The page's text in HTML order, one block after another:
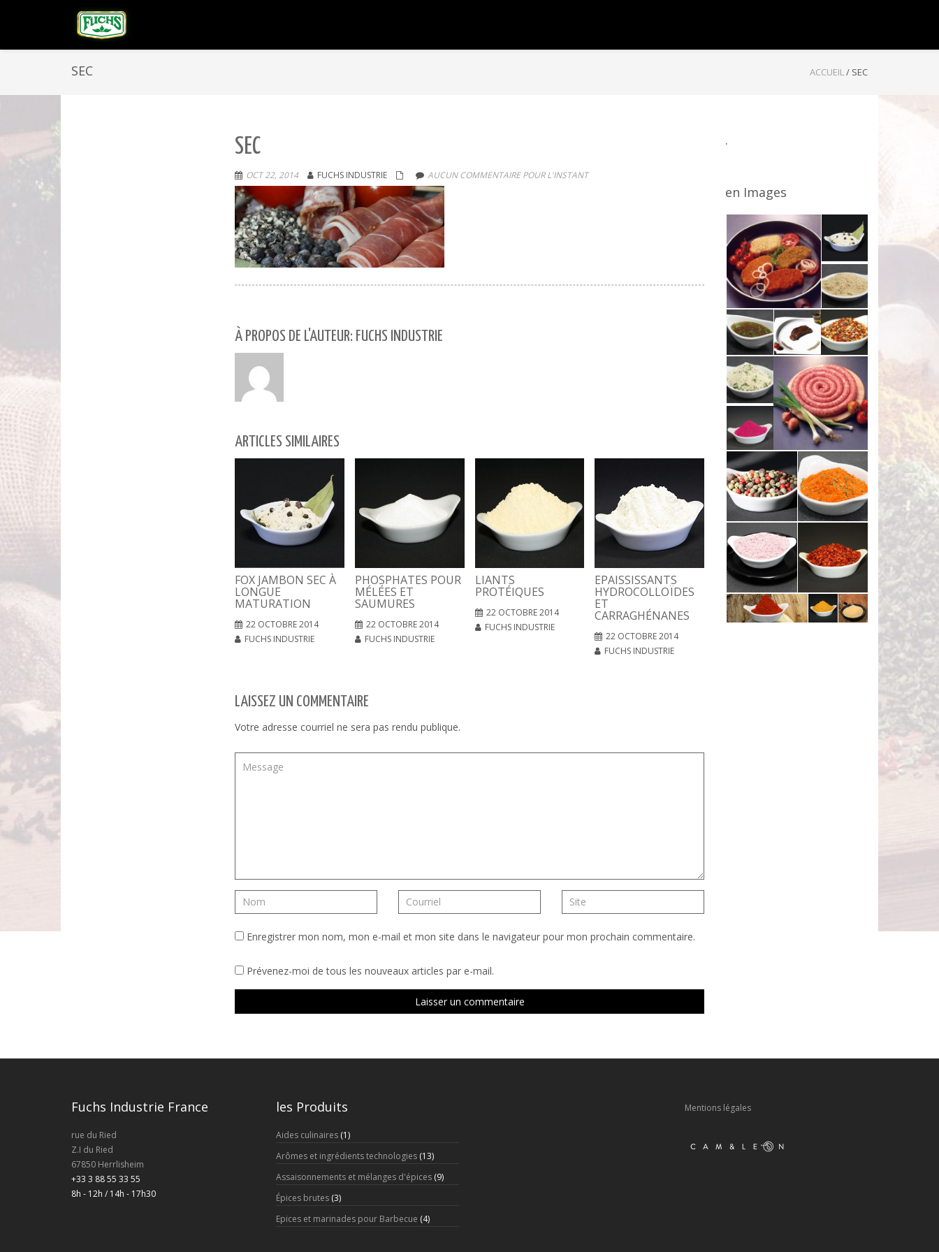
SEC ACCUEIL/ SEC
SEC
OCT 22, 2014 FUCHS INDUSTRIE AUCUN COMMENTAIRE POUR L'INSTANT
À PROPOS DE L'AUTEUR: FUCHS INDUSTRIE
ARTICLES SIMILAIRES
FOX JAMBON SEC À
LONGUE
MATURATION
22 OCTOBRE 2014
FUCHS INDUSTRIE
PHOSPHATES POUR
MÉLÉES ET
SAUMURES
22 OCTOBRE 2014
FUCHS INDUSTRIE
LIANTS
PROTÉIQUES
22 OCTOBRE 2014
FUCHS INDUSTRIE
EPAISSISSANTS
HYDROCOLLOÏDES
ET
CARRAGHÉNANES
22 OCTOBRE 2014
FUCHS INDUSTRIE
ACIDE ORGANIQUE
ET ANTIOXYGÈNE
22 OCTOBRE 2014
ADDITIFS, LIANTS
POUR CUTTERAGE
ET ANTIOXYGÈNES
22 OCTOBRE 2014
LAISSEZ UN COMMENTAIRE
Votre adresse courriel ne sera pas rendu publique.
Enregistrer mon nom, mon e-mail et mon site dans le navigateur pour mon prochain commentaire.
Prévenez-moi de tous les nouveaux articles par e-mail.
.
en Images
Fuchs Industrie France
rue du Ried
Z.I du Ried
67850 Herrlisheim
+33 3 88 55 33 55
8h - 12h / 14h - 17h30
les Produits
Aides culinaires(1)
Arômes et ingrédients technologies(13)
Assaisonnements et mélanges d'épices(9)
Épices brutes(3)
Epices et marinades pour Barbecue (4)
Mentions légales